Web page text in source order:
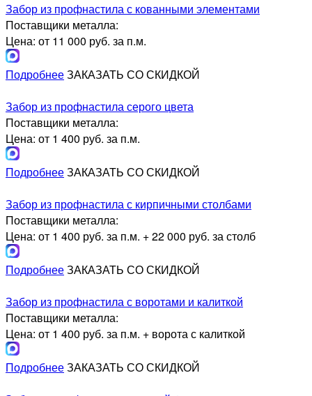
Забор из профнастила с кованными элементами
Поставщики металла:
Цена: от 11 000 руб. за п.м.
ПодробнееЗАКАЗАТЬ СО СКИДКОЙ
Забор из профнастила серого цвета
Поставщики металла:
Цена: от 1 400 руб. за п.м.
ПодробнееЗАКАЗАТЬ СО СКИДКОЙ
Забор из профнастила с кирпичными столбами
Поставщики металла:
Цена: от 1 400 руб. за п.м. + 22 000 руб. за столб
ПодробнееЗАКАЗАТЬ СО СКИДКОЙ
Забор из профнастила с воротами и калиткой
Поставщики металла:
Цена: от 1 400 руб. за п.м. + ворота с калиткой
ПодробнееЗАКАЗАТЬ СО СКИДКОЙ